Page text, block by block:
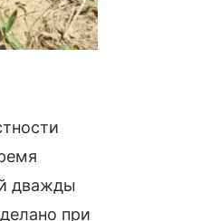
дважды
при